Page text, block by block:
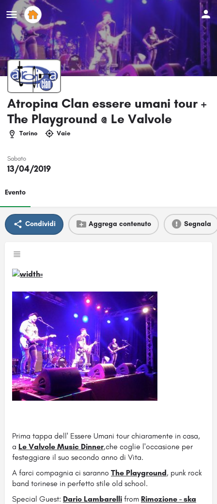
Atropina Clan essere umani tour +
The Playground @ Le Valvole
Torino Vaie
Sabato
13/04/2019
Evento
Condividi Aggrega contenuto Segnala
Prima tappa dell' Essere Umani tour chiaramente in casa,
a Le Valvole Music Dinner,che coglie l'occasione per
festeggiare il suo secondo anno di Vita.
A farci compagnia ci saranno The Playground, punk rock
band torinese in perfetto stile old school.
Special Guest: Dario Lambarelli from Rimozione - ska